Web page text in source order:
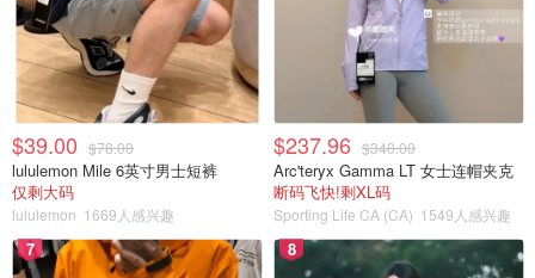
$39.00 $78.00
lululemon Mile 6英寸男士短裤
仅剩大码
lululemon 1669人感兴趣
$237.96 $340.00
Arc'teryx Gamma LT 女士连帽夹克
断码飞快!剩XL码
Sporting Life CA (CA) 1549人感兴趣
7 8